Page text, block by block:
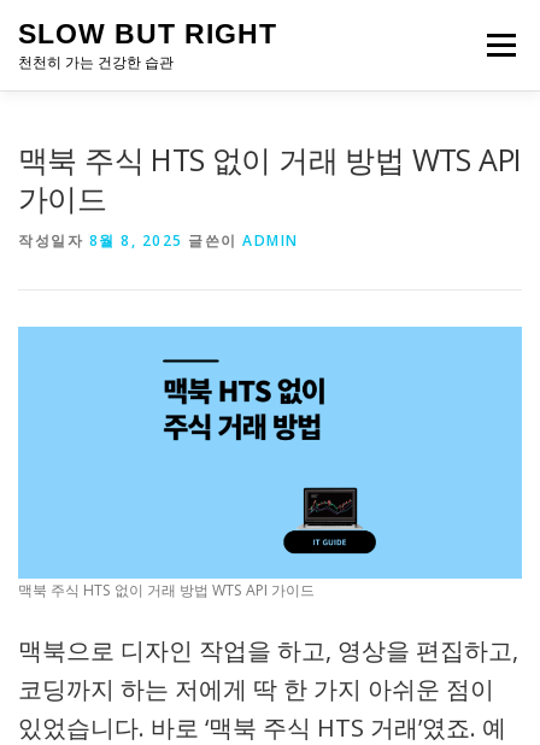
SLOW BUT RIGHT
천천히 가는 건강한 습관
메뉴
맥북 주식 HTS 없이 거래 방법 WTS API
가이드
작성일자 8월 8, 2025 글쓴이 ADMIN
맥북 주식 HTS 없이 거래 방법 WTS API 가이드
맥북으로 디자인 작업을 하고, 영상을 편집하고,
코딩까지 하는 저에게 딱 한 가지 아쉬운 점이
있었습니다. 바로 ‘맥북 주식 HTS 거래’였죠. 예